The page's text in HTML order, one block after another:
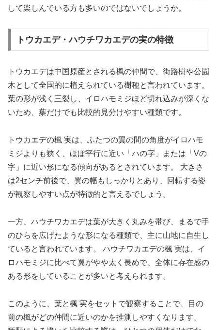
して楽しんでいる方も多いのではないでしょうか。
トウカエデ・ハウチワカエデの実の特徴
トウカエデは中国原産とされる楓の仲間で、街路樹や公園
木として全国的に植えられている樹種と言われています。
葉の形が浅く三裂し、イロハモミジほど切れ込みが深くな
いため、葉だけでも比較的見分けやすい種類です。
トウカエデの楓 実は、ふたつの翼の間の角度がイロハモ
ミジよりも狭く、ほぼ平行に近い「ハの字」または「Vの
字」に近い形になる傾向があるとされています。 大きさ
は2センチ前後で、翼の幅もしっかりとあり、回転する姿
が観察しやすい点が特徴的と言えるでしょう。
一方、ハウチワカエデは葉が大きく丸みを帯び、まるで手
のひらを広げたような形になる種類で、主に山地に自生し
ていると言われています。 ハウチワカエデの楓 実は、イ
ロハモミジに比べて翼がやや太く長めで、全体に存在感の
ある形をしていることが多いと考えられます。
このように、葉と楓 実をセットで観察することで、目の
前の楓がどの仲間に近いのかを推測しやすくなります。